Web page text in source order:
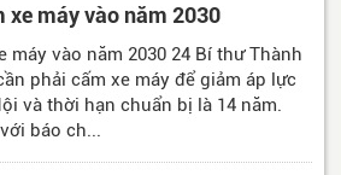
xe máy vào năm 2030
máy vào năm 2030 24 Bí thư Thành
phải cấm xe máy để giảm áp lực
và thời hạn chuẩn bị là 14 năm.
báo ch...